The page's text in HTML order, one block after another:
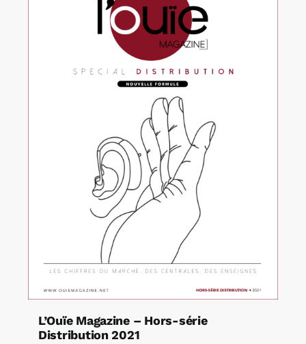
Annonces emploi
L’Ouïe Magazine – Hors-série
Distribution 2021